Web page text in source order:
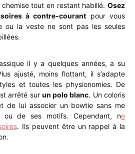
tout en restant habillé. Osez
à contre-courant pour vous
ou la veste ne sont pas les seules
il y a quelques années, a su
ajusté, moins flottant, il s’adapte
et toutes les physionomies. De
arrêté sur un polo blanc. Un coloris
de lui associer un bowtie sans me
ou de ses motifs. Cependant, ne
. Ils peuvent être un rappel à la